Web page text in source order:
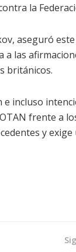
la
aseguró
las
británicos.
incluso
frente a
y